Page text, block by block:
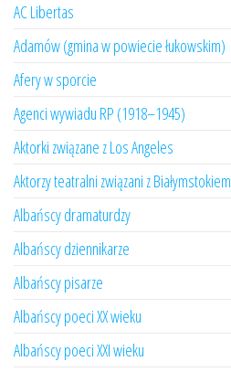
AC Libertas
Adamów (gmina w powiecie łukowskim)
Afery w sporcie
Agenci wywiadu RP (1918–1945)
Aktorki związane z Los Angeles
Aktorzy teatralni związani z Białymstokiem
Albańscy dramaturdzy
Albańscy dziennikarze
Albańscy pisarze
Albańscy poeci XX wieku
Albańscy poeci XXI wieku